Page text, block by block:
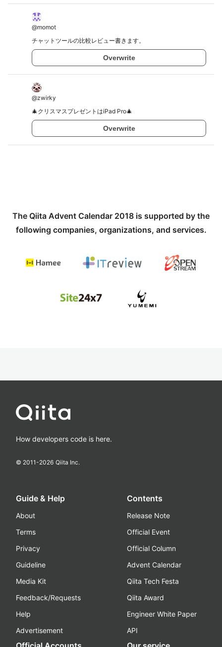
@momot
チャットツールの比較レビュー書きます。
Overwrite
@zwirky
🎄クリスマスプレゼントはiPad Pro🎄
Overwrite
The Qiita Advent Calendar 2018 is supported by the
following companies, organizations, and services.
How developers code is here.
© 2011-2026 Qiita Inc.
Guide & Help
About
Terms
Privacy
Guideline
Media Kit
Feedback/Requests
Help
Advertisement
Contents
Release Note
Official Event
Official Column
Advent Calendar
Qiita Tech Festa
Qiita Award
Engineer White Paper
API